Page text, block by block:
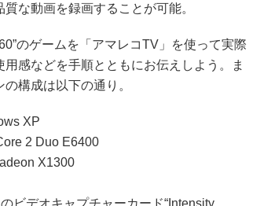
な動画を録画することが可能。
のゲームを「アマレコTV」を使って実際
感などを手順とともにお伝えしよう。ま
構成は以下の通り。
XP
2 Duo E6400
X1300
ビデオキャプチャーカード“Intensity